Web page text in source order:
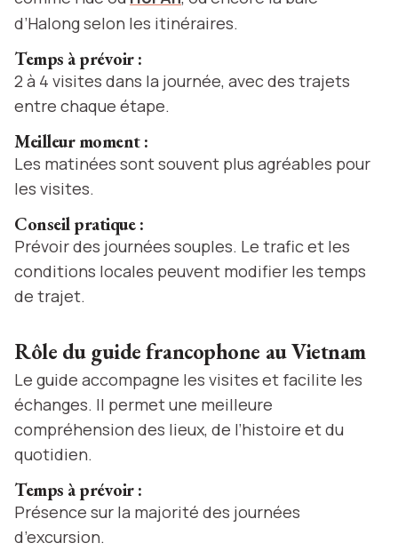
d’Halong selon les itinéraires.
Temps à prévoir :
2 à 4 visites dans la journée, avec des trajets
entre chaque étape.
Meilleur moment :
Les matinées sont souvent plus agréables pour
les visites.
Conseil pratique :
Prévoir des journées souples. Le trafic et les
conditions locales peuvent modifier les temps
de trajet.
Rôle du guide francophone au Vietnam
Le guide accompagne les visites et facilite les
échanges. Il permet une meilleure
compréhension des lieux, de l’histoire et du
quotidien.
Temps à prévoir :
Présence sur la majorité des journées
d’excursion.